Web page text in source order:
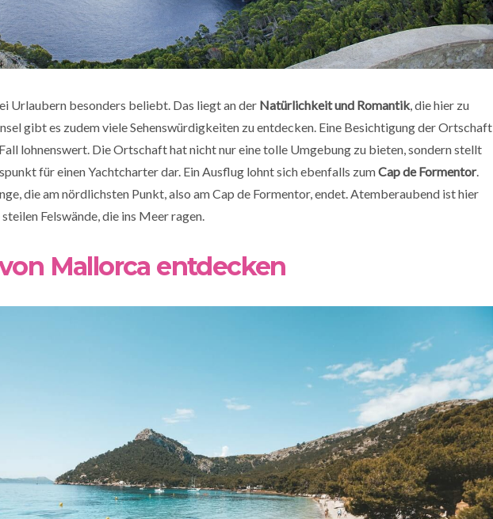
Urlaubern besonders beliebt. Das liegt an der Natürlichkeit und Romantik, die hier zu
gibt es zudem viele Sehenswürdigkeiten zu entdecken. Eine Besichtigung der Ortschaft
lohnenswert. Die Ortschaft hat nicht nur eine tolle Umgebung zu bieten, sondern stellt
für einen Yachtcharter dar. Ein Ausflug lohnt sich ebenfalls zumCap de Formentor.
die am nördlichsten Punkt, also am Cap de Formentor, endet. Atemberaubend ist hier
Felswände, die ins Meer ragen.
Mallorca entdecken